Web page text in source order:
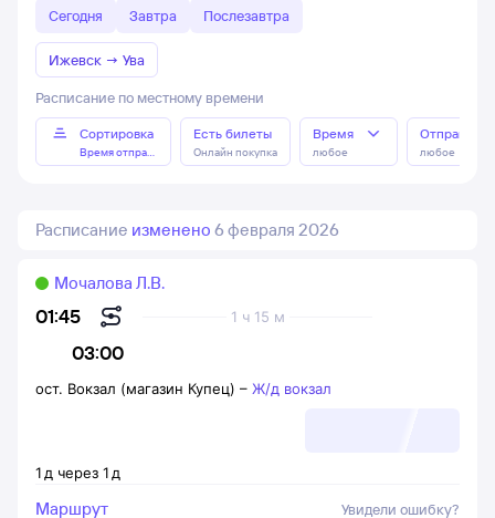
Сегодня Завтра Послезавтра
Ижевск → Ува
Расписание по местному времени
Сортировка
Время отправления
Есть билеты
Онлайн покупка
Время
любое любое
Расписание изменено 6 февраля 2026
01:45
03:00
1 ч 15 м
Мочалова Л.В.
1 д через 1 д
ост. Вокзал (магазин Купец) – Ж/д вокзал
Маршрут Увидели ошибку?